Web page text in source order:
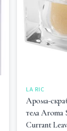
LA RIC
Арома-
тела Aroma
Currant